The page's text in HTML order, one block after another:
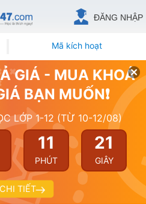
ĐĂNG NHẬP
Mã kích hoạt
GIÁ - MUA KHOÁ
BẠN MUỐN❗
LỚP 1-12 (TỪ 10-12/08)
11
PHÚT
21
GIÂY
TIẾT